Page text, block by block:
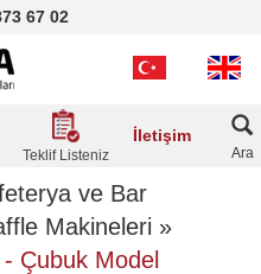
67 02
Teklif Listeniz
İletişim
Ara
ve Bar
Makineleri »
Çubuk Model